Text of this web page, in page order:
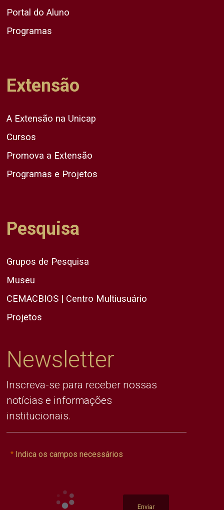
Portal do Aluno
Programas
Extensão
A Extensão na Unicap
Cursos
Promova a Extensão
Programas e Projetos
Pesquisa
Grupos de Pesquisa
Museu
CEMACBIOS | Centro Multiusuário
Projetos
Newsletter
Inscreva-se para receber nossas
notícias e informações
institucionais.
Indica os campos necessários
Enviar